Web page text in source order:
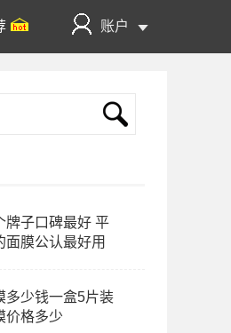
账户
牌子口碑最好 平
面膜公认最好用
多少钱一盒5片装
价格多少